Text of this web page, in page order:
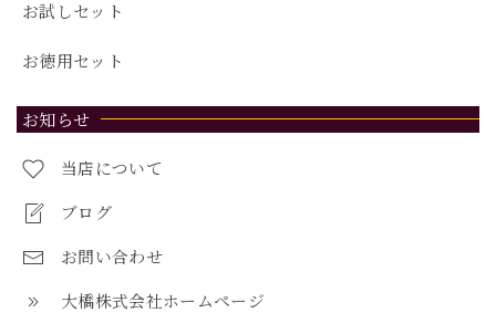
お試しセット
お徳用セット
お知らせ
当店について
ブログ
お問い合わせ
大橋株式会社ホームページ